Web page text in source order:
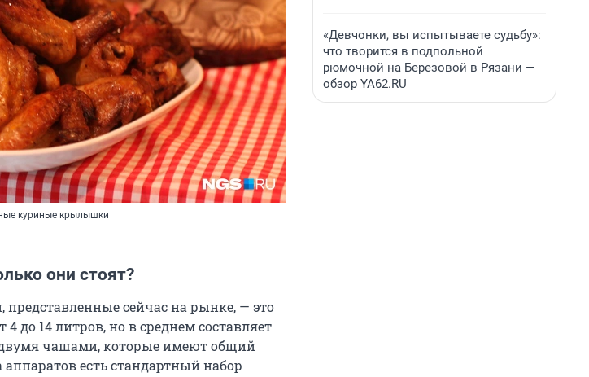
куриные крылышки
они стоят?
представленные сейчас на рынке, — это
до 14 литров, но в среднем составляет
чашами, которые имеют общий
есть стандартный набор
«Девчонки, вы испытываете судьбу»:
что творится в подпольной
рюмочной на Березовой в Рязани —
обзор YA62.RU